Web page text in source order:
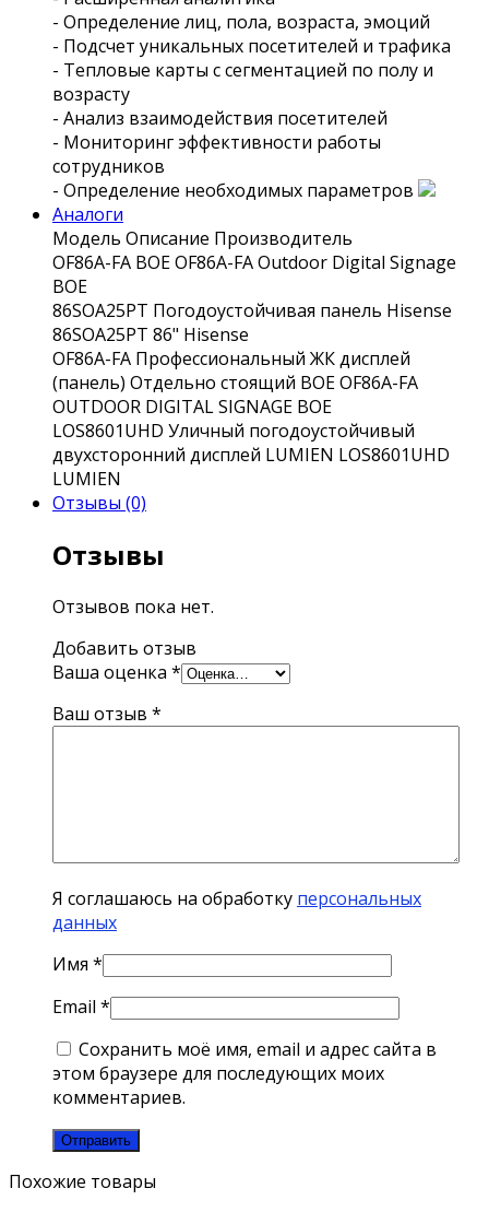
- Определение лиц, пола, возраста, эмоций
- Подсчет уникальных посетителей и трафика
- Тепловые карты с сегментацией по полу и
возрасту
- Анализ взаимодействия посетителей
- Мониторинг эффективности работы
сотрудников
- Определение необходимых параметров
Аналоги
Модель Описание Производитель
OF86A-FA BOE OF86A-FA Outdoor Digital Signage
BOE
86SOA25PT Погодоустойчивая панель Hisense
86SOA25PT 86" Hisense
OF86A-FA Профессиональный ЖК дисплей
(панель) Отдельно стоящий BOE OF86A-FA
OUTDOOR DIGITAL SIGNAGE BOE
LOS8601UHD Уличный погодоустойчивый
двухсторонний дисплей LUMIEN LOS8601UHD
LUMIEN
Отзывы (0)
Отзывы
Отзывов пока нет.
Добавить отзыв
Ваша оценка *
Ваш отзыв *
Я соглашаюсь на обработку персональных
данных
Имя *
Email *
Сохранить моё имя, email и адрес сайта в
этом браузере для последующих моих
комментариев.
Похожие товары